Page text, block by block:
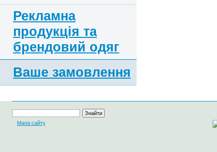
Рекламна
продукція та
брендовий одяг
Ваше замовлення
Мапа сайту